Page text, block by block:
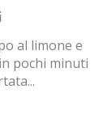
al limone e
pochi minuti